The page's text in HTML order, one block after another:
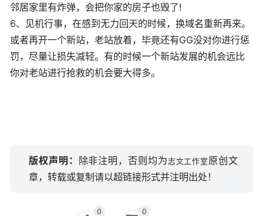
邻居家里有炸弹，会把你家的房子也毁了!
6、见机行事，在感到无力回天的时候，换域名重新再来。
或者再开一个新站，老站放着，毕竟还有GG没对你进行惩
罚，尽量让损失减轻。有的时候一个新站发展的机会远比
你对老站进行抢救的机会要大得多。
版权声明： 除非注明，否则均为志文工作室 原创文
章，转载或复制请以超链接形式并注明出处！
0
0